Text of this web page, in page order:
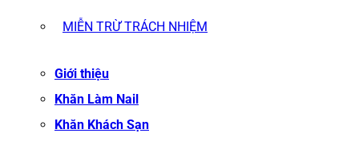
MIỄN TRỪ TRÁCH NHIỆM
Giới thiệu
Khăn Làm Nail
Khăn Khách Sạn